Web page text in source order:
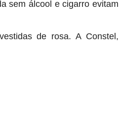
sem álcool e cigarro evitam
de rosa. A Constel,